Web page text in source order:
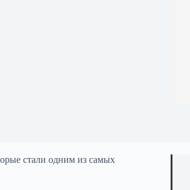
стали одним из самых